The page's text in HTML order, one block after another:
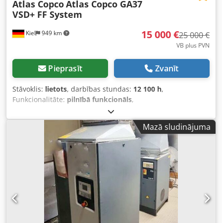
Kiel 949 km
Atlas CopcoAtlas Copco GA37
VSD+ FF System
15 000 €25 000 €
VB plus PVN
Pieprasīt Zvanīt
Stāvoklis: lietots, darbības stundas: 12 100 h,
Funkcionalitāte: pilnībā funkcionāls,
iekārtas/transportlīdzekļa numurs:
piedāvājam pārdošanā jaudīgu industriālo kompresoru no
zīmola Atlas Copco. Ierīce ir lietota, to regulāri apkalpoja
kvalificēti speciālisti, un tā ir pilnībā gatava darbam.
Tehniskie dati: Tips: GA37 VSD+ FF (VSD+ tehnoloģija
nodrošina maksimālu energoefektivitāti) Darba stundas: 12
100 stundas Crsdpszdqz Dofx Amusf Stāvoklis: Lietots, ļoti
labi uzturēts un pilnībā gatavs darbam. Kompresoru pēc
iepriekšējas vienošanās par laiku var apskatīt un pārbaudīt
darba režīmā mūsu objektā Kielē.
Mazā sludinājuma